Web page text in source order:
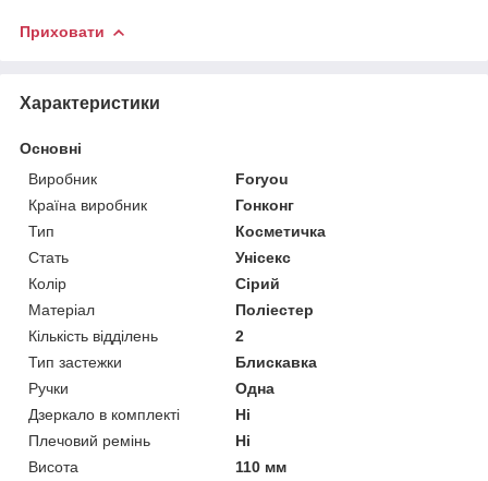
Приховати
Характеристики
Основні
Виробник
Foryou
Країна виробник
Гонконг
Тип
Косметичка
Стать
Унісекс
Колір
Сірий
Матеріал
Поліестер
Кількість відділень
2
Тип застежки
Блискавка
Ручки
Одна
Дзеркало в комплекті
Ні
Плечовий ремінь
Ні
Висота
110 мм